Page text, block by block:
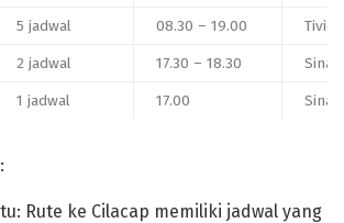
5 jadwal 08.30 – 19.00
Tividi
2 jadwal 17.30 – 18.30
Sinar
1 jadwal 17.00 Sinar
Rute ke Cilacap memiliki jadwal yang